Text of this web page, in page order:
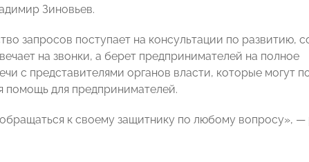
Зиновьев.
запросов поступает на консультации по развитию,
на звонки, а берет предпринимателей на полное
с представителями органов власти, которые могут
помощь для предпринимателей.
к своему защитнику по любому вопросу»,